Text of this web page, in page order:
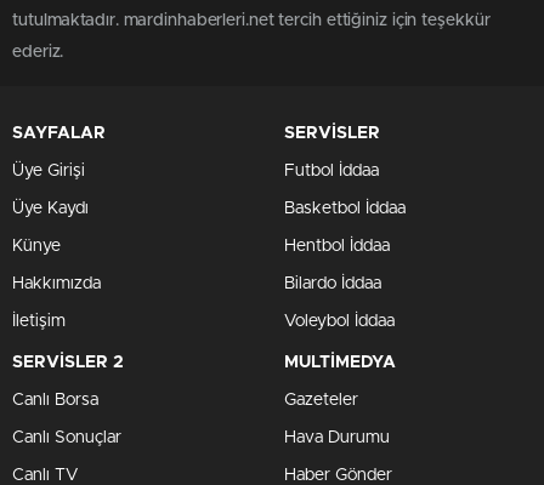
tutulmaktadır. mardinhaberleri.net tercih ettiğiniz için teşekkür
ederiz.
SAYFALAR
Üye Girişi
Üye Kaydı
Künye
Hakkımızda
İletişim
SERVİSLER
Futbol İddaa
Basketbol İddaa
Hentbol İddaa
Bilardo İddaa
Voleybol İddaa
SERVİSLER 2
Canlı Borsa
Canlı Sonuçlar
Canlı TV
MULTİMEDYA
Gazeteler
Hava Durumu
Haber Gönder